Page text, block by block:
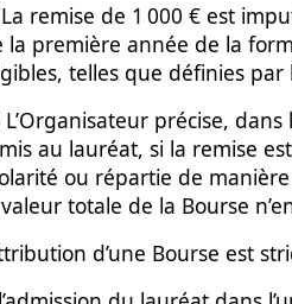
remise de 1 000 € est
la première année de la
telles que définies par
L’Organisateur précise,
au lauréat, si la remise
ou répartie de
totale de la Bourse
d’une Bourse est